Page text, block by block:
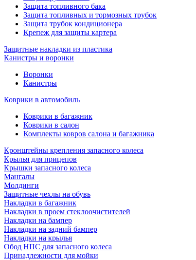
Защита топливного бака
Защита топливных и тормозных трубок
Защита трубок кондиционера
Крепеж для защиты картера
Защитные накладки из пластика
Канистры и воронки
Воронки
Канистры
Коврики в автомобиль
Коврики в багажник
Коврики в салон
Комплекты ковров салона и багажника
Кронштейны крепления запасного колеса
Крылья для прицепов
Крышки запасного колеса
Мангалы
Молдинги
Защитные чехлы на обувь
Накладки в багажник
Накладки в проем стеклоочистителей
Накладки на бампер
Накладки на задний бампер
Накладки на крылья
Обод НПС для запасного колеса
Принадлежности для мойки